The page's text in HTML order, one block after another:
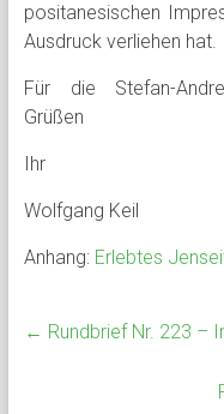
positanesischen
Ausdruck verliehen hat.
Für die Stefan-
Grüßen
Ihr
Wolfgang Keil
Anhang: Erlebtes
← Rundbrief Nr. 223 –